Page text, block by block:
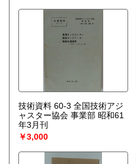
技術資料 60-3 全国技術アジ
ャスター協会 事業部 昭和61
年3月刊
￥3,000